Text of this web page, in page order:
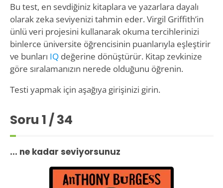
Bu test, en sevdiğiniz kitaplara ve yazarlara dayalı
olarak zeka seviyenizi tahmin eder. Virgil Griffith’in
ünlü veri projesini kullanarak okuma tercihlerinizi
binlerce üniversite öğrencisinin puanlarıyla eşleştirir
ve bunları IQdeğerine dönüştürür. Kitap zevkinize
göre sıralamanızın nerede olduğunu öğrenin.
Testi yapmak için aşağıya girişinizi girin.
Soru 1 / 34
... ne kadar seviyorsunuz